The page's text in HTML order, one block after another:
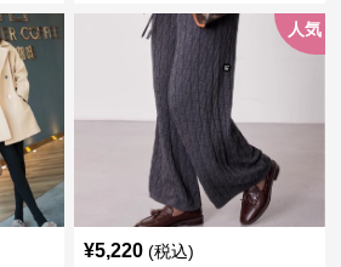
人気
¥5,220 (税込)